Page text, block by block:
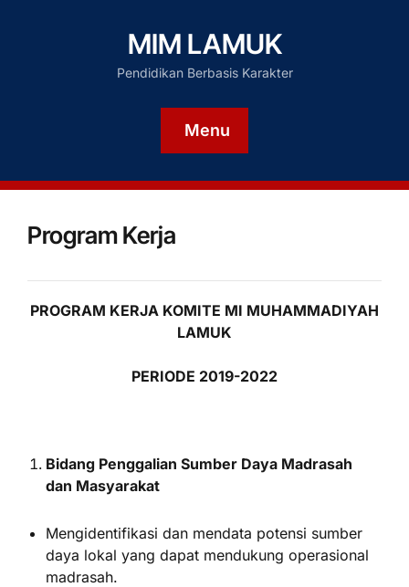
MIM LAMUK
Pendidikan Berbasis Karakter
Menu
Program Kerja
PROGRAM KERJA KOMITE MI MUHAMMADIYAH
LAMUK
PERIODE 2019-2022
Bidang Penggalian Sumber Daya Madrasah
dan Masyarakat
Mengidentifikasi dan mendata potensi sumber
daya lokal yang dapat mendukung operasional
madrasah.